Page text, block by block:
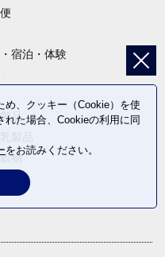
宿泊・体験
品
物
なし
め、クッキー（Cookie）を使
た場合、Cookieの利用に同
をお読みください。